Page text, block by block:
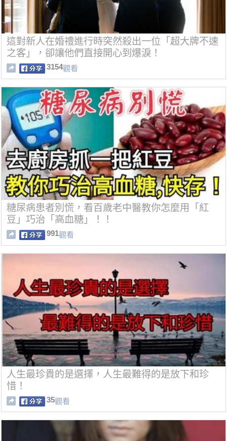
這對新人在婚禮進行時突然殺出一位「超大牌不速
之客」，卻讓他們直接開心到爆淚！
3154觀看
糖尿病患者別慌，看百歲老中醫教你怎麼用「紅
豆」巧治「高血糖」！！
991觀看
人生最珍貴的是選擇，人生最難得的是放下和珍
惜！
35觀看